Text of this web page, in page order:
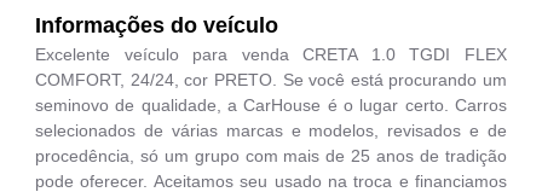
Informações do veículo
Excelente veículo para venda CRETA 1.0 TGDI FLEX
COMFORT, 24/24, cor PRETO. Se você está procurando um
seminovo de qualidade, a CarHouse é o lugar certo. Carros
selecionados de várias marcas e modelos, revisados e de
procedência, só um grupo com mais de 25 anos de tradição
pode oferecer. Aceitamos seu usado na troca e financiamos